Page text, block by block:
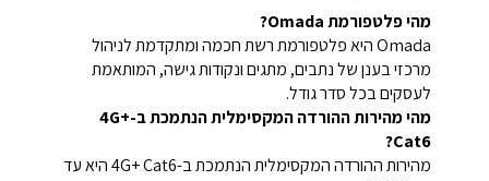
מהי פלטפורמת Omada?
Omada היא פלטפורמת רשת חכמה ומתקדמת לניהול
מרכזי בענן של נתבים, מתגים ונקודות גישה, המותאמת
לעסקים בכל סדר גודל.
מהי מהירות ההורדה המקסימלית הנתמכת ב-4G+
Cat6?
מהירות ההורדה המקסימלית הנתמכת ב-4G+ Cat6 היא עד